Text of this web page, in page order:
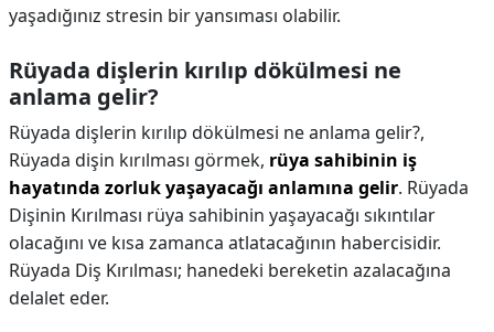
yaşadığınız stresin bir yansıması olabilir.
Rüyada dişlerin kırılıp dökülmesi ne
anlama gelir?
Rüyada dişlerin kırılıp dökülmesi ne anlama gelir?,
Rüyada dişin kırılması görmek, rüya sahibinin iş
hayatında zorluk yaşayacağı anlamına gelir. Rüyada
Dişinin Kırılması rüya sahibinin yaşayacağı sıkıntılar
olacağını ve kısa zamanca atlatacağının habercisidir.
Rüyada Diş Kırılması; hanedeki bereketin azalacağına
delalet eder.